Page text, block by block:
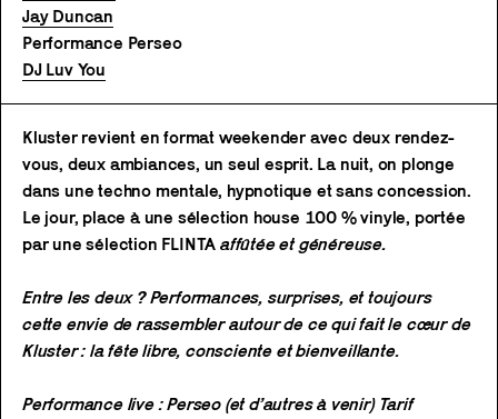
Jay Duncan
Performance Perseo
DJ Luv You
Kluster revient en format weekender avec deux rendez-
vous, deux ambiances, un seul esprit. La nuit, on plonge
dans une techno mentale, hypnotique et sans concession.
Le jour, place à une sélection house 100 % vinyle, portée
par une sélection FLINTA affûtée et généreuse.
Entre les deux ? Performances, surprises, et toujours
cette envie de rassembler autour de ce qui fait le cœur de
Kluster : la fête libre, consciente et bienveillante.
Performance live : Perseo (et d’autres à venir) Tarif